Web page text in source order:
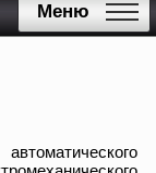
Меню